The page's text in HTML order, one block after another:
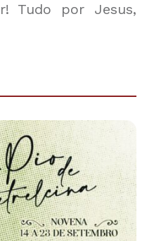
Tudo por Jesus,